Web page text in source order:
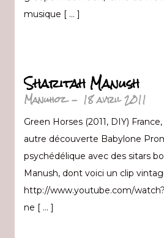
musique [ … ]
Sharitah Manush
Manuhoz- 18 avril 2011
Green Horses (2011, DIY)
autre découverte Babylone
psychédélique avec des sitars
Manush, dont voici un clip
http://www.youtube.com/
ne [ … ]